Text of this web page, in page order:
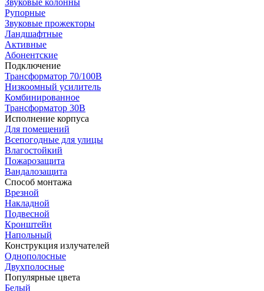
Звуковые колонны
Рупорные
Звуковые прожекторы
Ландшафтные
Активные
Абонентские
Подключение
Трансформатор 70/100В
Низкоомный усилитель
Комбинированное
Трансформатор 30В
Исполнение корпуса
Для помещений
Всепогодные для улицы
Влагостойкий
Пожарозащита
Вандалозащита
Способ монтажа
Врезной
Накладной
Подвесной
Кронштейн
Напольный
Конструкция излучателей
Однополосные
Двухполосные
Популярные цвета
Белый